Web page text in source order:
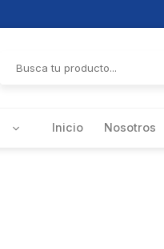
por:
Inicio Nosotros